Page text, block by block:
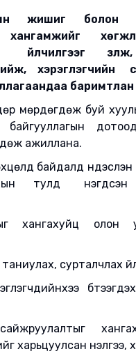
жишиг болон
үйлчилгээг
хэрэглэгчийн
мөрдөгдөж буй
ажиллана.
байдалд үндэслэн
тулд нэгдсэн
хангахуйц
таниулах, сурталчлах
сайжруулалтыг
харьцуулсан үнэлгээ,